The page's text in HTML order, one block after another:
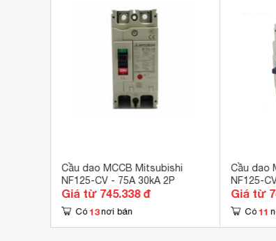
Cầu dao MCCB Mitsubishi
NF125-CV - 75A 30kA 2P
Giá từ 745.338 đ
Có 13 nơi bán
Cầu dao
NF125-
Giá từ
Có 11